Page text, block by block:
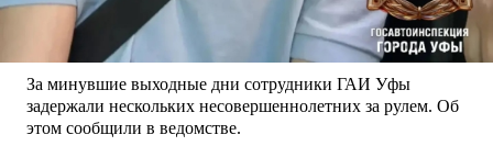
За минувшие выходные дни сотрудники ГАИ Уфы
задержали нескольких несовершеннолетних за рулем. Об
этом сообщили в ведомстве.